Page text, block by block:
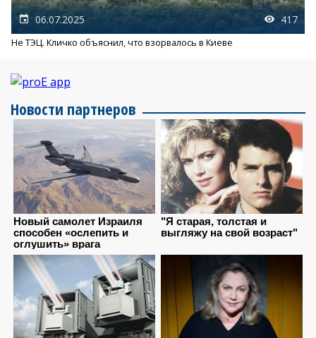
06.07.2025 417
Не ТЭЦ. Кличко объяснил, что взорвалось в Киеве
Новости партнеров